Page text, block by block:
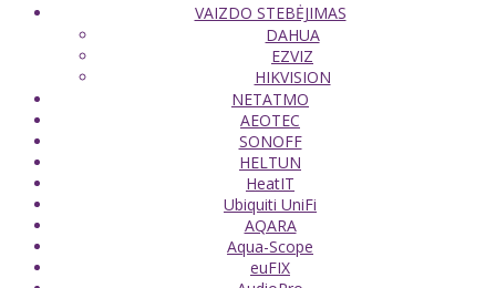
VAIZDO STEBĖJIMAS
DAHUA
EZVIZ
HIKVISION
NETATMO
AEOTEC
SONOFF
HELTUN
HeatIT
Ubiquiti UniFi
AQARA
Aqua-Scope
euFIX